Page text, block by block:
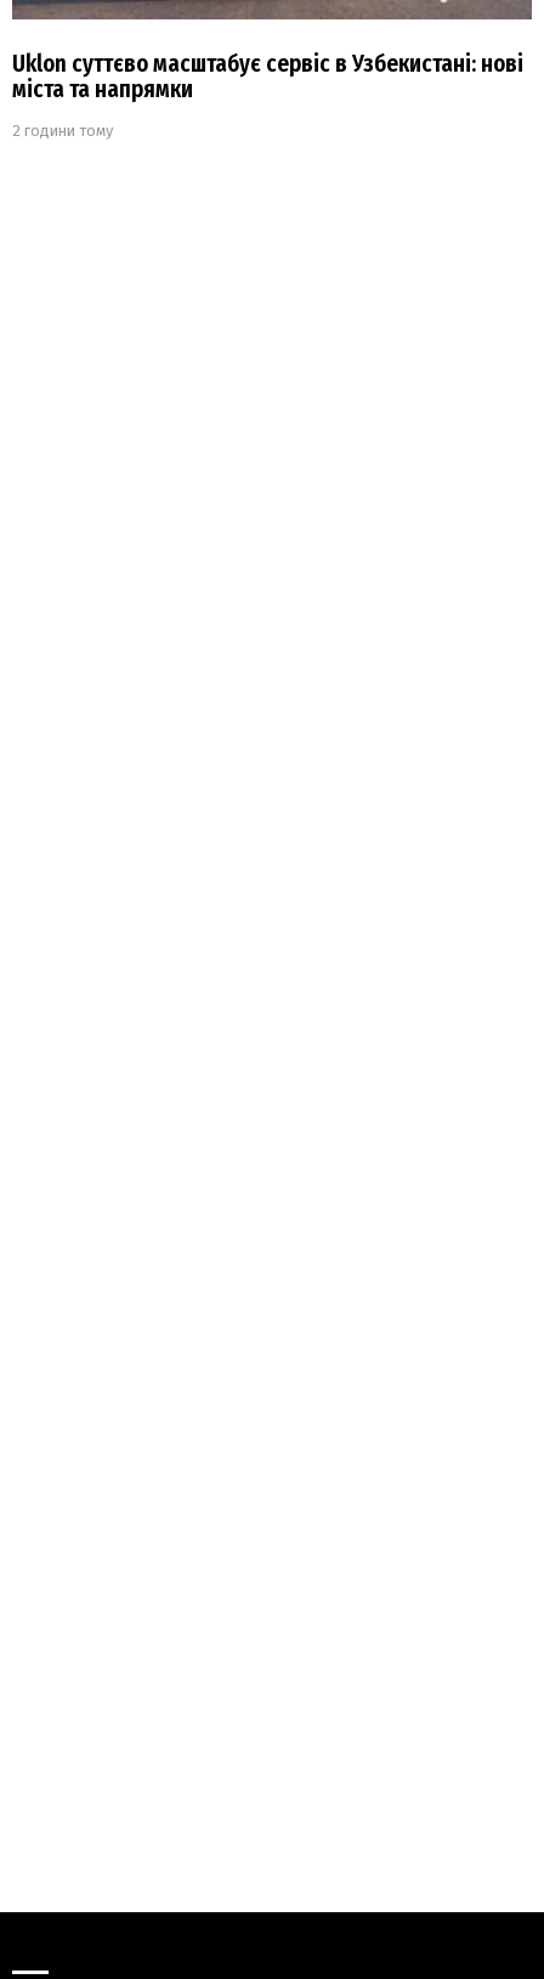
Uklon суттєво масштабує сервіс в Узбекистані: нові
міста та напрямки
2 години тому